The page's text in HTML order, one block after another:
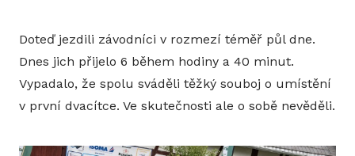
Doteď jezdili závodníci v rozmezí téměř půl dne.
Dnes jich přijelo 6 během hodiny a 40 minut.
Vypadalo, že spolu sváděli těžký souboj o umístění
v první dvacítce. Ve skutečnosti ale o sobě nevěděli.